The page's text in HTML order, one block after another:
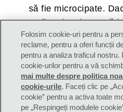
să fie microcipate.
va fi mai puțin
în aer liber; prin
mai ușor să-ți găsești
de experiență.
Elimină toate plantele
putea fi toxice și
grădină de interior
Folosim cookie-uri pentru a
reclame, pentru a oferi funcții
pentru a analiza traficul nostru.
cookie-urilor pentru a vă
mai multe despre politica
cookie-urile(opens in a new
. Faceți clic pe
cookie” pentru a activa toate
pe „Respingeți modulele